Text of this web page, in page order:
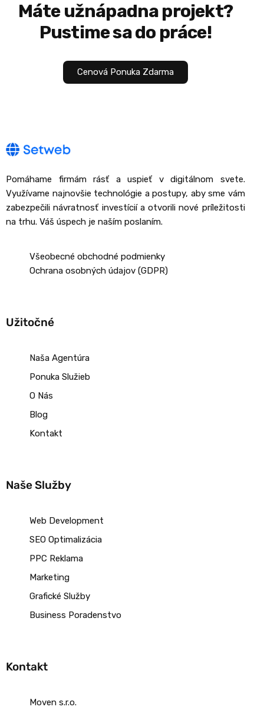
Máte užnápadna projekt?
Pustime sa do práce!
Cenová Ponuka Zdarma
Pomáhame firmám rásť a uspieť v digitálnom svete.
Využívame najnovšie technológie a postupy, aby sme vám
zabezpečili návratnosť investícií a otvorili nové príležitosti
na trhu. Váš úspech je naším poslaním.
Všeobecné obchodné podmienky
Ochrana osobných údajov (GDPR)
Užitočné
Naša Agentúra
Ponuka Služieb
O Nás
Blog
Kontakt
Naše Služby
Web Development
SEO Optimalizácia
PPC Reklama
Marketing
Grafické Služby
Business Poradenstvo
Kontakt
Moven s.r.o.